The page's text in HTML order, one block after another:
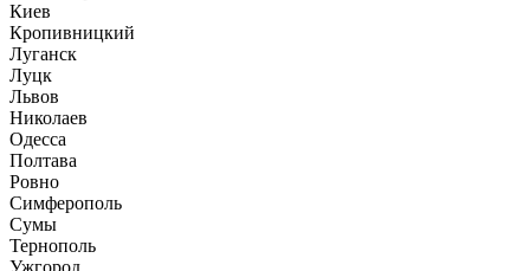
Киев
Кропивницкий
Луганск
Луцк
Львов
Николаев
Одесса
Полтава
Ровно
Симферополь
Сумы
Тернополь
Ужгород